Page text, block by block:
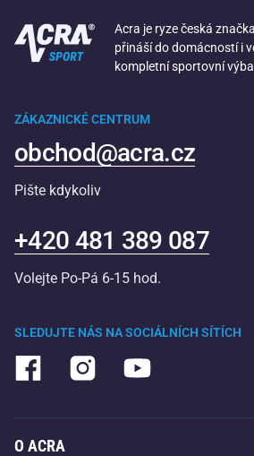
Acra je ryze česká
přináší do domácností i
kompletní sportovní
SLEDUJTE NÁS NA SOCIÁLNÍCH SÍTÍCH
ZÁKAZNICKÉ CENTRUM
obchod@acra.cz
Pište kdykoliv
+420 481 389 087
Volejte Po-Pá 6-15 hod.
O ACRA